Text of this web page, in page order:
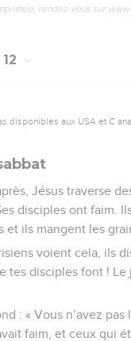
rendez-vous sur
12
disponibles aux USA et C
Jésus traverse
disciples ont faim.
et ils mangent les
voient cela, ils
tes disciples font ! Le
: « Vous n’avez pas
faim, et ceux qui